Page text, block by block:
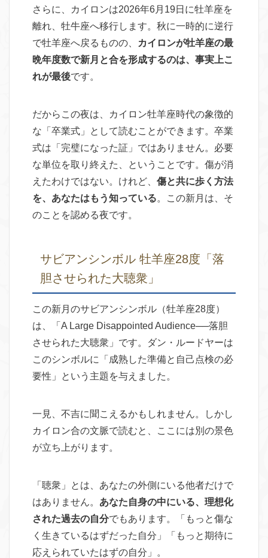
さらに、カイロンは2026年6月19日に牡羊座を
離れ、牡牛座へ移行します。秋に一時的に逆行
で牡羊座へ戻るものの、
カイロンが牡羊座の最
晩年度数で新月と合を形成するのは、事実上こ
れが最後です。
だからこの夜は、カイロン牡羊座時代の象徴的
な「卒業式」として読むことができます。卒業
式は「完璧になった証」ではありません。必要
な単位を取り終えた、ということです。傷が消
えたわけではない。けれど、 傷と共に歩く方法
を、あなたはもう知っている。この新月は、そ
のことを認める夜です。
サビアンシンボル 牡羊座28度「落
胆させられた大聴衆」
この新月のサビアンシンボル（牡羊座28度）
は、「A Large Disappointed Audience──落胆
させられた大聴衆」です。ダン・ルードヤーは
このシンボルに「成熟した準備と自己点検の必
要性」という主題を与えました。
一見、不吉に聞こえるかもしれません。しかし
カイロン合の文脈で読むと、ここには別の景色
が立ち上がります。
「聴衆」とは、あなたの外側にいる他者だけで
はありません。 あなた自身の中にいる、理想化
された過去の自分でもあります。「もっと傷な
く生きているはずだった自分」「もっと期待に
応えられていたはずの自分」。